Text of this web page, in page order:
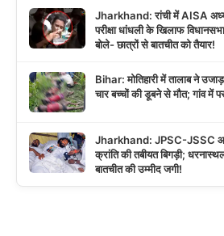
Jharkhand: रांची में AISA
परीक्षा धांधली के खिलाफ
बोले- छात्रों से बातचीत को तैयार!
Bihar: मोतिहारी में तालाब ने
चार बच्चों की डूबने से मौत; गांव में
Jharkhand: JPSC-JSSC
क्रांति की तबीयत बिगड़ी;
बातचीत की उम्मीद जगी!